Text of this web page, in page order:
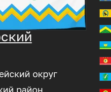
округ
район